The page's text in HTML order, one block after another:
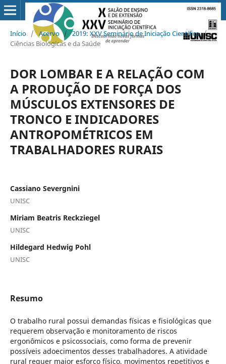
Início / Acervo / 2019: XXV Seminário de Iniciação Científica /
Ciências Biológicas e da Saúde
DOR LOMBAR E A RELAÇÃO COM
A PRODUÇÃO DE FORÇA DOS
MÚSCULOS EXTENSORES DE
TRONCO E INDICADORES
ANTROPOMÉTRICOS EM
TRABALHADORES RURAIS
Cassiano Severgnini
UNISC
Miriam Beatris Reckziegel
UNISC
Hildegard Hedwig Pohl
UNISC
Resumo
O trabalho rural possui demandas físicas e fisiológicas que
requerem observação e monitoramento de riscos
ergonômicos e psicossociais, como forma de prevenir
possíveis adoecimentos desses trabalhadores. A atividade
rural requer maior esforço físico, movimentos repetitivos e